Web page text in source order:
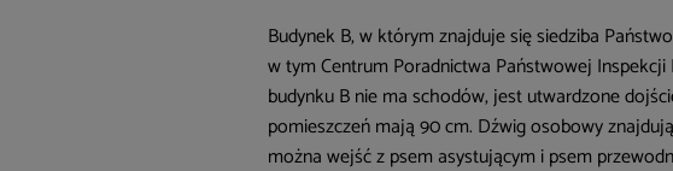
Budynek B, w którym znajduje się siedziba
w tym Centrum Poradnictwa Państwowej
budynku B nie ma schodów, jest utwardzone
pomieszczeń mają 90 cm. Dźwig osobowy
można wejść z psem asystującym i psem